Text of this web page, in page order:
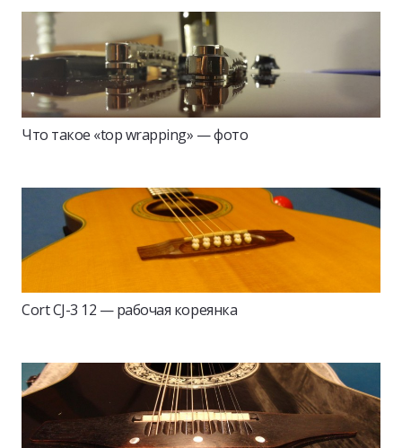
Что такое «top wrapping» — фото
Cort CJ-3 12 — рабочая кореянка